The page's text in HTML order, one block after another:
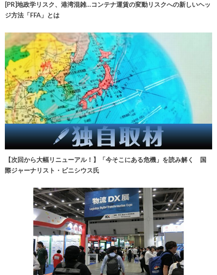
[PR]地政学リスク、港湾混雑…コンテナ運賃の変動リスクへの新しいヘッ
ジ方法「FFA」とは
【次回から大幅リニューアル！】「今そこにある危機」を読み解く 国
際ジャーナリスト・ビニシウス氏